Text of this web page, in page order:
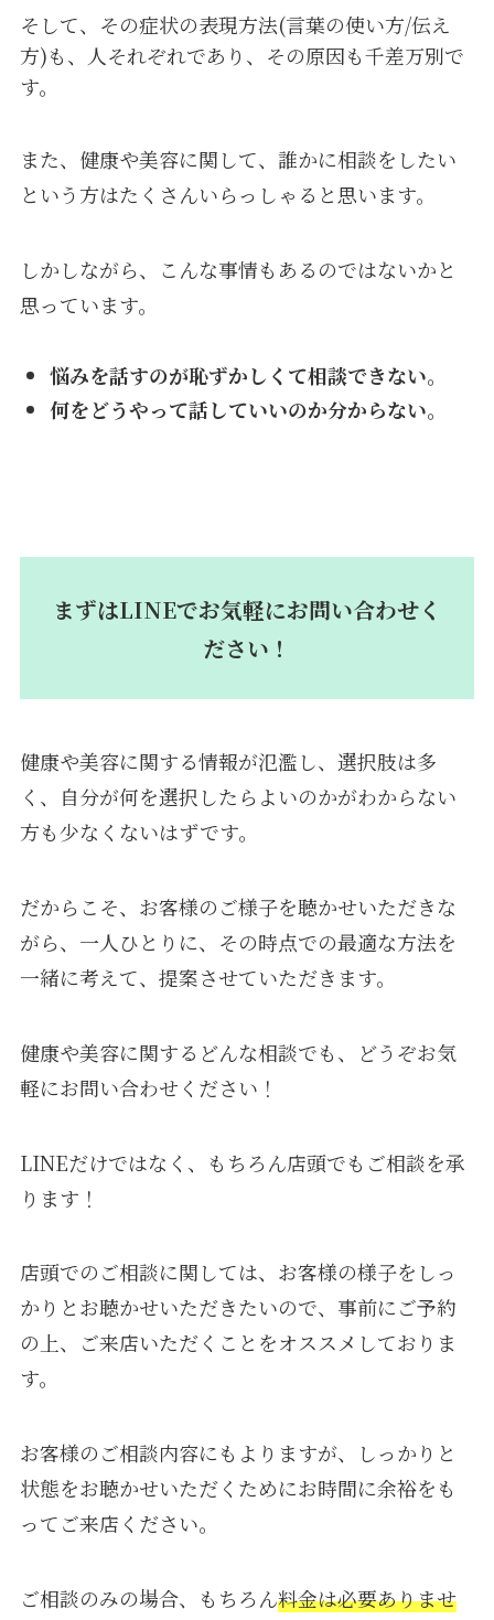
そして、その症状の表現方法(言葉の使い方/伝え
方)も、人それぞれであり、その原因も千差万別で
す。
また、健康や美容に関して、誰かに相談をしたい
という方はたくさんいらっしゃると思います。
しかしながら、こんな事情もあるのではないかと
思っています。
悩みを話すのが恥ずかしくて相談できない。
何をどうやって話していいのか分からない。
まずはLINEでお気軽にお問い合わせく
ださい！
健康や美容に関する情報が氾濫し、選択肢は多
く、自分が何を選択したらよいのかがわからない
方も少なくないはずです。
だからこそ、お客様のご様子を聴かせいただきな
がら、一人ひとりに、その時点での最適な方法を
一緒に考えて、提案させていただきます。
健康や美容に関するどんな相談でも、どうぞお気
軽にお問い合わせください！
LINEだけではなく、もちろん店頭でもご相談を承
ります！
店頭でのご相談に関しては、お客様の様子をしっ
かりとお聴かせいただきたいので、事前にご予約
の上、ご来店いただくことをオススメしておりま
す。
お客様のご相談内容にもよりますが、しっかりと
状態をお聴かせいただくためにお時間に余裕をも
ってご来店ください。
ご相談のみの場合、もちろん料金は必要ありませ